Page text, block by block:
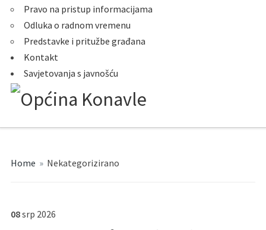
Pravo na pristup informacijama
Odluka o radnom vremenu
Predstavke i pritužbe građana
Kontakt
Savjetovanja s javnošću
Home » Nekategorizirano
08srp 2026